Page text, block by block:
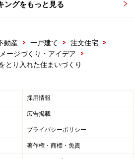
がら風を通します。すだれを通して
清涼感を感じさせてくれます。
使われますが、本来、魔よけや部
ていました。最近では、インテリ
ングをもっと見る
動産 > 一戸建て > 注文住宅
>
ージづくり・アイデア
>
とり入れた住まいづくり
採用情報
広告掲載
プライバシーポリシー
著作権・商標・免責